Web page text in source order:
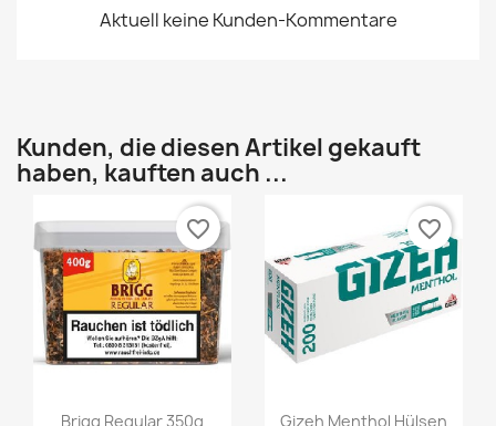
Aktuell keine Kunden-Kommentare
Kunden, die diesen Artikel gekauft
haben, kauften auch ...
Brigg Regular 350g
favorite_border
Gizeh Menthol Hülsen
favorite_border